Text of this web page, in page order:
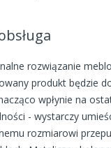
rozwiązanie
produkt będzie
wpłynie na
- wystarczy
rozmiarowi